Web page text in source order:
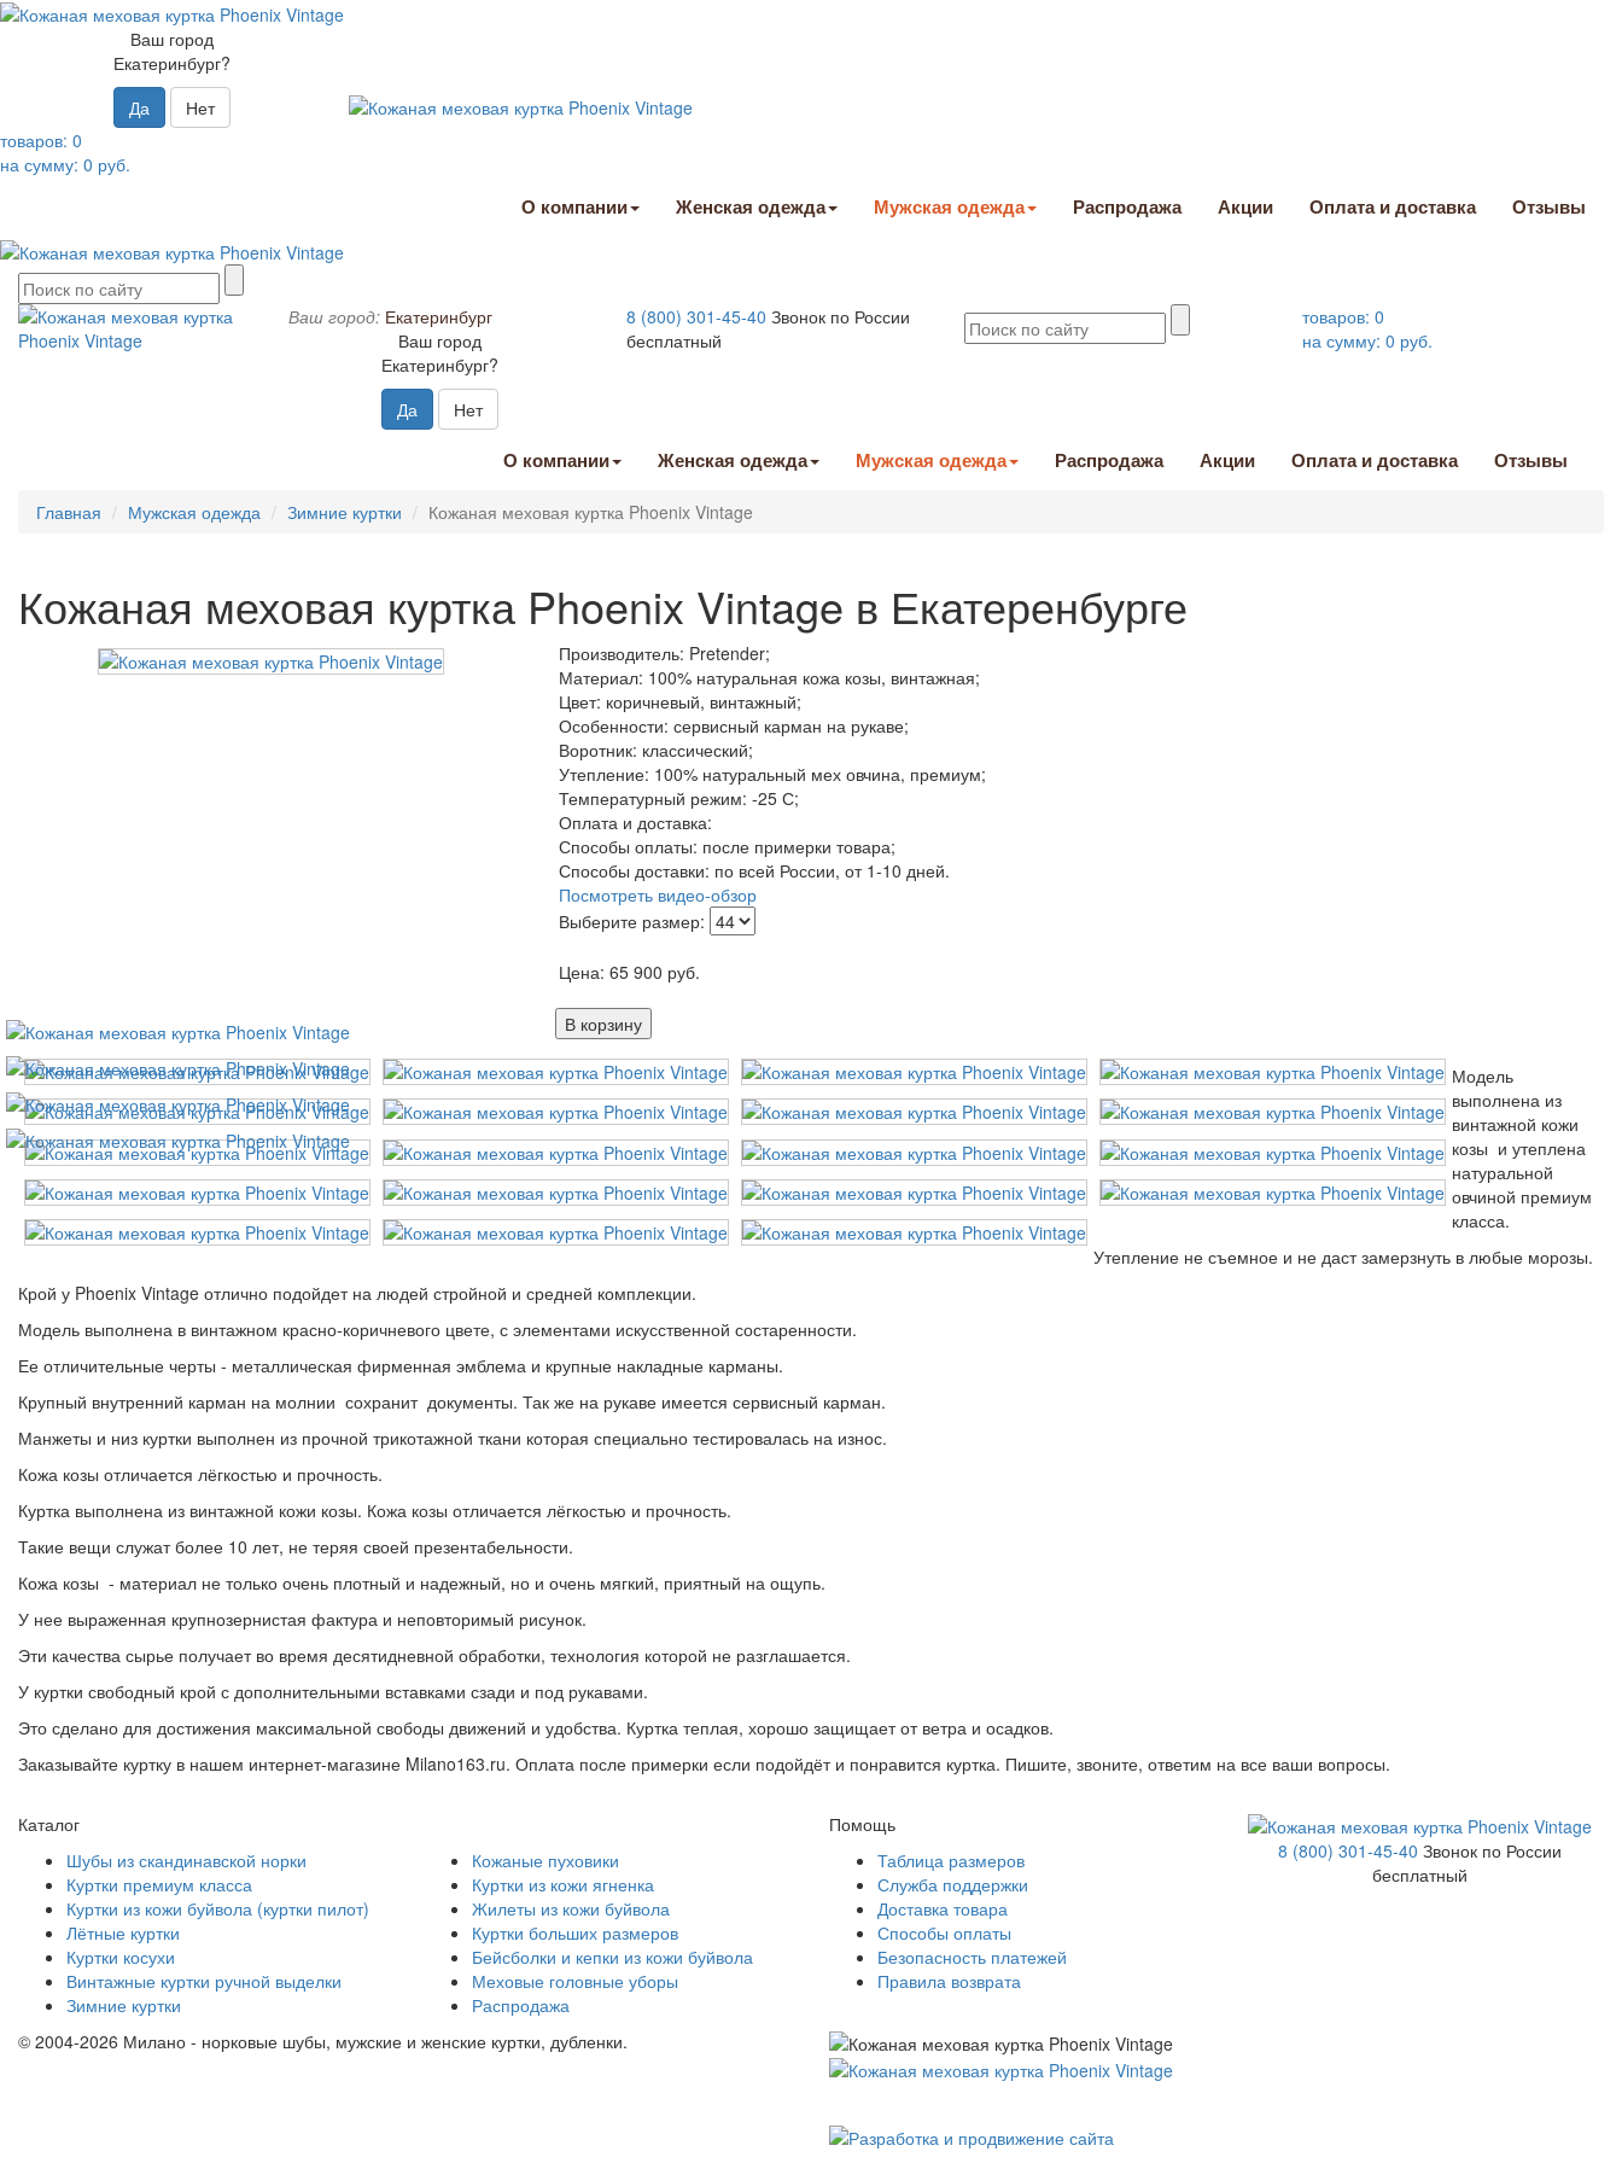
Ваш город
Екатеринбург?
Да
Нет
товаров: 0
на сумму: 0 руб.
О компании Женская одежда Мужская одежда Распродажа Акции Оплата и доставка Отзывы
Ваш город: Екатеринбург
Ваш город
Екатеринбург?
Да
Нет
8 (800) 301-45-40 Звонок по России
бесплатный
товаров: 0
на сумму: 0 руб.
О компании Женская одежда Мужская одежда Распродажа Акции Оплата и доставка Отзывы
Главная Мужская одежда Зимние куртки Кожаная меховая куртка Phoenix Vintage
Кожаная меховая куртка Phoenix Vintage в Екатеренбурге
Производитель: Pretender;
Материал: 100% натуральная кожа козы, винтажная;
Цвет: коричневый, винтажный;
Особенности: сервисный карман на рукаве;
Воротник: классический;
Утепление: 100% натуральный мех овчина, премиум;
Температурный режим: -25 С;
Оплата и доставка:
Способы оплаты: после примерки товара;
Способы доставки: по всей России, от 1-10 дней.
Посмотреть видео-обзор
Выберите размер:
Цена: 65 900 руб.
В корзину
Модель
выполнена из
винтажной кожи
козы и утеплена
натуральной
овчиной премиум
класса.
Утепление не съемное и не даст замерзнуть в любые морозы.
Крой у Phoenix Vintage отлично подойдет на людей стройной и средней комплекции.
Модель выполнена в винтажном красно-коричневого цвете, с элементами искусственной состаренности.
Ее отличительные черты - металлическая фирменная эмблема и крупные накладные карманы.
Крупный внутренний карман на молнии сохранит документы. Так же на рукаве имеется сервисный карман.
Манжеты и низ куртки выполнен из прочной трикотажной ткани которая специально тестировалась на износ.
Кожа козы отличается лёгкостью и прочность.
Куртка выполнена из винтажной кожи козы. Кожа козы отличается лёгкостью и прочность.
Такие вещи служат более 10 лет, не теряя своей презентабельности.
Кожа козы - материал не только очень плотный и надежный, но и очень мягкий, приятный на ощупь.
У нее выраженная крупнозернистая фактура и неповторимый рисунок.
Эти качества сырье получает во время десятидневной обработки, технология которой не разглашается.
У куртки свободный крой с дополнительными вставками сзади и под рукавами.
Это сделано для достижения максимальной свободы движений и удобства. Куртка теплая, хорошо защищает от ветра и осадков.
Заказывайте куртку в нашем интернет-магазине Milano163.ru. Оплата после примерки если подойдёт и понравится куртка. Пишите, звоните, ответим на все ваши вопросы.
Каталог
Шубы из скандинавской норки
Куртки премиум класса
Куртки из кожи буйвола (куртки пилот)
Лётные куртки
Куртки косухи
Винтажные куртки ручной выделки
Зимние куртки
Кожаные пуховики
Куртки из кожи ягненка
Жилеты из кожи буйвола
Куртки больших размеров
Бейсболки и кепки из кожи буйвола
Меховые головные уборы
Распродажа
Помощь
Таблица размеров
Служба поддержки
Доставка товара
Способы оплаты
Безопасность платежей
Правила возврата
8 (800) 301-45-40 Звонок по России
бесплатный
© 2004-2026 Милано - норковые шубы, мужские и женские куртки, дубленки.